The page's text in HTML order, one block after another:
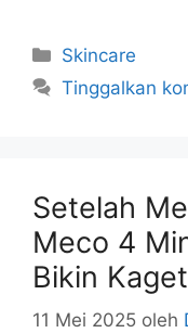
Kategori
Skincare
Tinggalkan
Setelah
Meco 4
Bikin
11 Mei 2025 oleh